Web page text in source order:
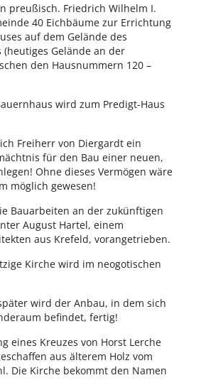
preußisch. Friedrich Wilhelm I.
40 Eichbäume zur Errichtung
auf dem Gelände des
(heutiges Gelände an der
den Hausnummern 120 –
wird zum Predigt-Haus
Freiherr von Diergardt ein
für den Bau einer neuen,
Ohne dieses Vermögen wäre
möglich gewesen!
Bauarbeiten an der zukünftigen
August Hartel, einem
aus Krefeld, vorangetrieben.
Kirche wird im neogotischen
wird der Anbau, in dem sich
befindet, fertig!
eines Kreuzes von Horst Lerche
aus älterem Holz vom
Die Kirche bekommt den Namen